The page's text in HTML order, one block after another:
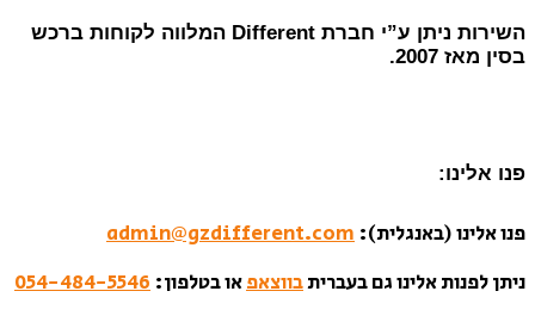
השירות ניתן ע”י חברת Different המלווה לקוחות ברכש
בסין מאז 2007.
פנו אלינו:
פנו אלינו (באנגלית): admin@gzdifferent.com
ניתן לפנות אלינו גם בעבריתבווצאפאו בטלפון: 054-484-5546